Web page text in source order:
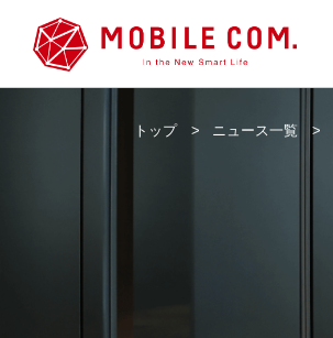
トップ > ニュース一覧 >